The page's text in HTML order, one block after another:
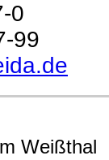
0
99
Weißthal